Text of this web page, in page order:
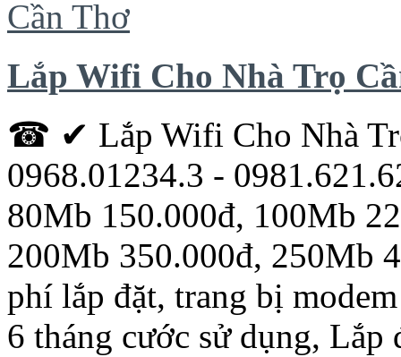
Lắp Wifi Cho Nhà Trọ
☎ ✔ Lắp Wifi Cho Nhà
0968.01234.3 -
80Mb 150.000đ, 100Mb
200Mb 350.000đ, 250Mb
phí lắp đặt, trang bị
6 tháng cước sử dụng, Lắp